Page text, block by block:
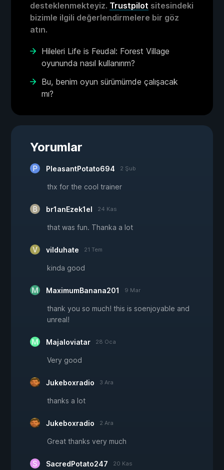
desteklenmekteyiz. Trustpilot sitesindeki
bizimle ilgili değerlendirmelere bir göz
atın.
Hileleri Life is Feudal: Forest Village
oyununda nasıl kullanırım?
Bu, benim oyun sürümümde çalışacak
mı?
Yorumlar
PleasantPotato694 2 Şub
thx for the cool trainer
br1anEzek1el 24 Kas
that was fun. Thanka a lot
vilduhate 21 Tem
kinda good
MaximumBanana201 9 Mar
thank you so much! this is soenjoyable and
unreal!
Majaloviatar 28 Oca
Very good
Jukeboxradio 3 Ara
thanks a lot
Jukeboxradio 2 Ara
Great thanks very much
SacredPotato247 20 Kas